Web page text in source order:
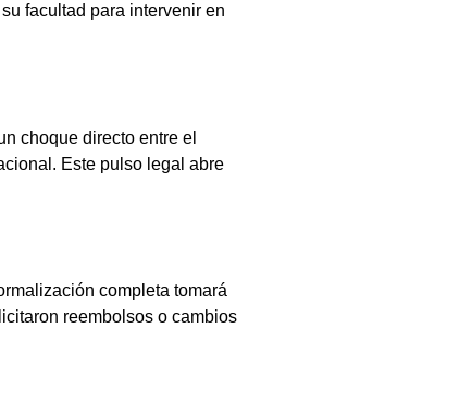
facultad para intervenir en
choque directo entre el
Este pulso legal abre
completa tomará
reembolsos o cambios